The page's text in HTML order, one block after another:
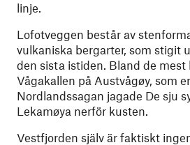
linje.
Lofotveggen består av
vulkaniska bergarter, som stigit
den sista istiden. Bland de
Vågakallen på Austvågøy, som
Nordlandssagan jagade De sju
Lekamøya nerför kusten.
Vestfjorden själv är faktiskt